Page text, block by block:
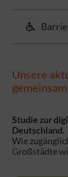
Unsere
Studie zur
Deutschland.
Wie
Großstädte